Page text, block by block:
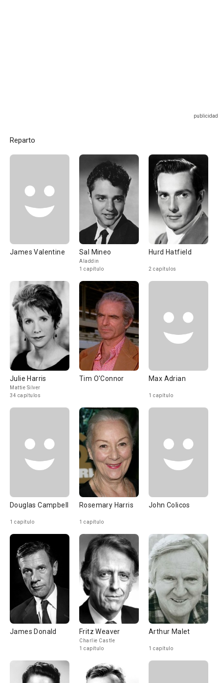
Reparto
James Valentine Sal Mineo
Aladdin
1 capítulo
Hurd Hatfield
2 capítulos
Julie Harris
Mattie Silver
34 capítulos
Tim O'Connor Max Adrian
1 capítulo
Douglas Campbell
1 capítulo
Rosemary Harris
1 capítulo
John Colicos
James Donald Fritz Weaver
Charlie Castle
1 capítulo
Arthur Malet
1 capítulo